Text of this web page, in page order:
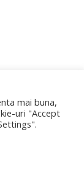
mai buna,
uri "Accept